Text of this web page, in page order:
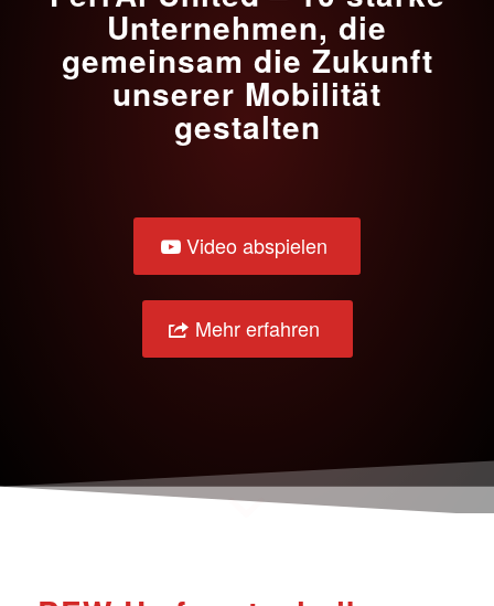
Unternehmen, die
gemeinsam die Zukunft
unserer Mobilität
gestalten
Video abspielen
Mehr erfahren